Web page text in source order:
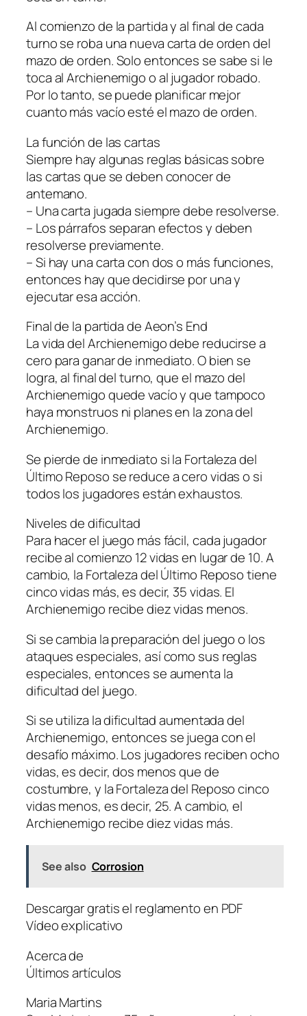
Al comienzo de la partida y al final de cada
turno se roba una nueva carta de orden del
mazo de orden. Solo entonces se sabe si le
toca al Archienemigo o al jugador robado.
Por lo tanto, se puede planificar mejor
cuanto más vacío esté el mazo de orden.
La función de las cartas
Siempre hay algunas reglas básicas sobre
las cartas que se deben conocer de
antemano.
– Una carta jugada siempre debe resolverse.
– Los párrafos separan efectos y deben
resolverse previamente.
– Si hay una carta con dos o más funciones,
entonces hay que decidirse por una y
ejecutar esa acción.
Final de la partida de Aeon’s End
La vida del Archienemigo debe reducirse a
cero para ganar de inmediato. O bien se
logra, al final del turno, que el mazo del
Archienemigo quede vacío y que tampoco
haya monstruos ni planes en la zona del
Archienemigo.
Se pierde de inmediato si la Fortaleza del
Último Reposo se reduce a cero vidas o si
todos los jugadores están exhaustos.
Niveles de dificultad
Para hacer el juego más fácil, cada jugador
recibe al comienzo 12 vidas en lugar de 10. A
cambio, la Fortaleza del Último Reposo tiene
cinco vidas más, es decir, 35 vidas. El
Archienemigo recibe diez vidas menos.
Si se cambia la preparación del juego o los
ataques especiales, así como sus reglas
especiales, entonces se aumenta la
dificultad del juego.
Si se utiliza la dificultad aumentada del
Archienemigo, entonces se juega con el
desafío máximo. Los jugadores reciben ocho
vidas, es decir, dos menos que de
costumbre, y la Fortaleza del Reposo cinco
vidas menos, es decir, 25. A cambio, el
Archienemigo recibe diez vidas más.
See also Corrosion
Descargar gratis el reglamento en PDF
Vídeo explicativo
Acerca de
Últimos artículos
Maria Martins